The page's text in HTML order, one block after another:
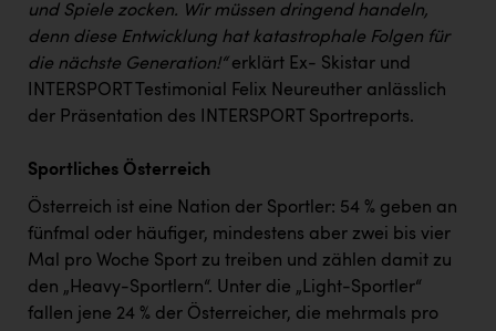
Seher + Partner
Smurfit Westrock Nettingsdorf
TCL
TRAILOMAT & Cycling Austria
VERITAS
Vier Diamanten
Vorlagenportal
und Spiele zocken. Wir müssen dringend handeln,
denn diese Entwicklung hat katastrophale Folgen für
die nächste Generation!“erklärt Ex- Skistar und
INTERSPORT Testimonial Felix Neureuther anlässlich
der Präsentation des INTERSPORT Sportreports.
Sportliches Österreich
Österreich ist eine Nation der Sportler: 54 % geben an
fünfmal oder häufiger, mindestens aber zwei bis vier
Mal pro Woche Sport zu treiben und zählen damit zu
den „Heavy-Sportlern“. Unter die „Light-Sportler“
fallen jene 24 % der Österreicher, die mehrmals pro